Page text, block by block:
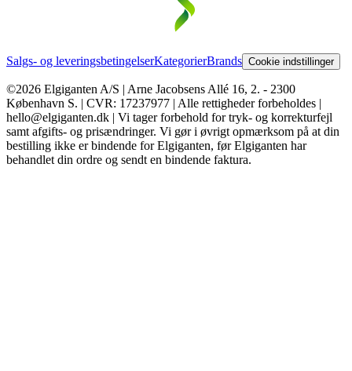
Salgs- og leveringsbetingelserKategorierBrands Cookie indstillinger
©2026 Elgiganten A/S | Arne Jacobsens Allé 16, 2. - 2300
København S. | CVR: 17237977 | Alle rettigheder forbeholdes |
hello@elgiganten.dk | Vi tager forbehold for tryk- og korrekturfejl
samt afgifts- og prisændringer. Vi gør i øvrigt opmærksom på at din
bestilling ikke er bindende for Elgiganten, før Elgiganten har
behandlet din ordre og sendt en bindende faktura.